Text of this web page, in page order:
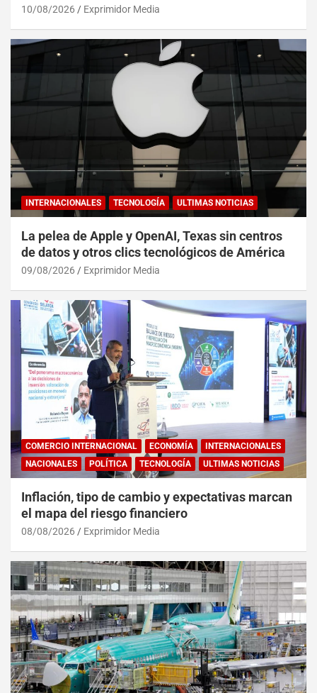
operativa
10/08/2026 Exprimidor Media
INTERNACIONALES TECNOLOGÍA ULTIMAS NOTICIAS
La pelea de Apple y OpenAI, Texas sin centros
de datos y otros clics tecnológicos de América
09/08/2026 Exprimidor Media
COMERCIO INTERNACIONAL ECONOMÍA
INTERNACIONALES
NACIONALES
POLÍTICA TECNOLOGÍA ULTIMAS NOTICIAS
Inflación, tipo de cambio y expectativas marcan
el mapa del riesgo financiero
08/08/2026 Exprimidor Media